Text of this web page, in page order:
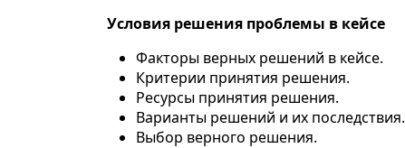
Условия решения проблемы в кейсе
Факторы верных решений в кейсе.
Критерии принятия решения.
Ресурсы принятия решения.
Варианты решений и их последствия.
Выбор верного решения.